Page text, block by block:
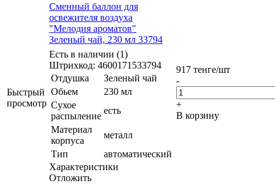
Быстрый
просмотр
Сменный баллон для
освежителя воздуха
"Мелодия ароматов"
Зеленый чай, 230 мл 33794
Есть в наличии (1)
Штрихкод: 4600171533794
Отдушка
Зеленый чай
Обьем
230 мл
Сухое
распыление
есть
Материал
корпуса
металл
Тип
автоматический
Характеристики
Отложить
917 тенге/шт
-
+
В корзину